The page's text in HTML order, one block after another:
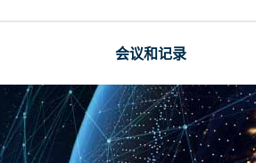
会议和记录